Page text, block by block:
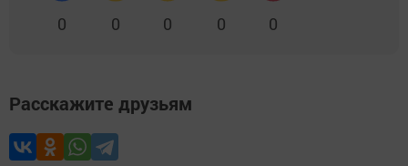
0 0 0 0 0
Расскажите друзьям